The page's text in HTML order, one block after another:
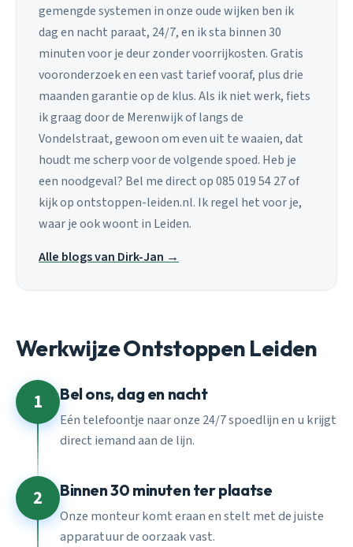
gemengde systemen in onze oude wijken ben ik
dag en nacht paraat, 24/7, en ik sta binnen 30
minuten voor je deur zonder voorrijkosten. Gratis
vooronderzoek en een vast tarief vooraf, plus drie
maanden garantie op de klus. Als ik niet werk, fiets
ik graag door de Merenwijk of langs de
Vondelstraat, gewoon om even uit te waaien, dat
houdt me scherp voor de volgende spoed. Heb je
een noodgeval? Bel me direct op 085 019 54 27 of
kijk op ontstoppen-leiden.nl. Ik regel het voor je,
waar je ook woont in Leiden.
Alle blogs van Dirk-Jan →
Werkwijze Ontstoppen Leiden
1 Bel ons, dag en nacht
Eén telefoontje naar onze 24/7 spoedlijn en u krijgt
direct iemand aan de lijn.
2 Binnen 30 minuten ter plaatse
Onze monteur komt eraan en stelt met de juiste
apparatuur de oorzaak vast.